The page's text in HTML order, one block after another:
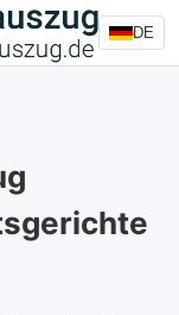
DE